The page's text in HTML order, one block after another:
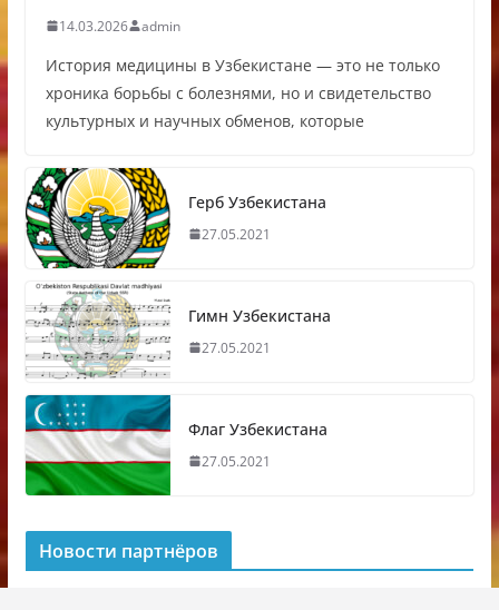
14.03.2026 admin
История медицины в Узбекистане — это не только
хроника борьбы с болезнями, но и свидетельство
культурных и научных обменов, которые
Герб Узбекистана
27.05.2021
Гимн Узбекистана
27.05.2021
Флаг Узбекистана
27.05.2021
Новости партнёров